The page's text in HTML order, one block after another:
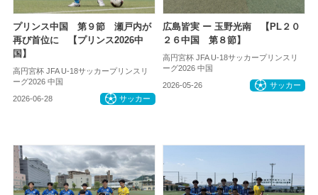
プリンス中国 第９節 瀬戸内が
再び首位に 【プリンス2026中
国】
高円宮杯 JFA U-18サッカープリンスリ
ーグ2026 中国
2026-06-28 サッカー
広島皆実 ー 玉野光南 【PL２０
２６中国 第８節】
高円宮杯 JFA U-18サッカープリンスリ
ーグ2026 中国
2026-05-26 サッカー